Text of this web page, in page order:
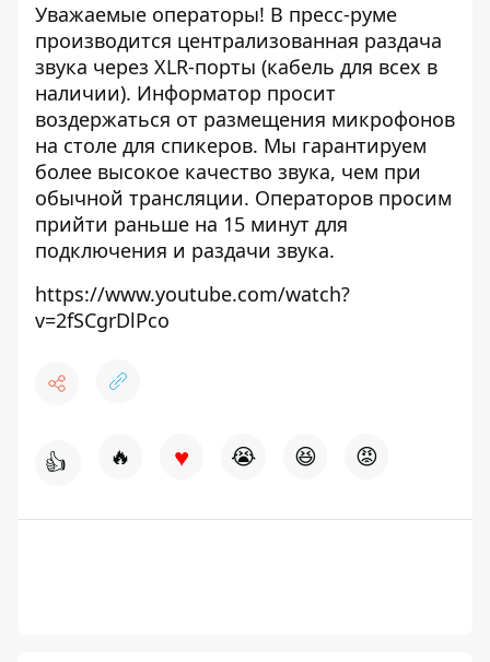
Уважаемые операторы! В пресс-руме
производится централизованная раздача
звука через XLR-порты (кабель для всех в
наличии). Информатор просит
воздержаться от размещения микрофонов
на столе для спикеров. Мы гарантируем
более высокое качество звука, чем при
обычной трансляции. Операторов просим
прийти раньше на 15 минут для
подключения и раздачи звука.
https://www.youtube.com/watch?
v=2fSCgrDlPco
👍 🔥 ♥ 😭 😆 😡